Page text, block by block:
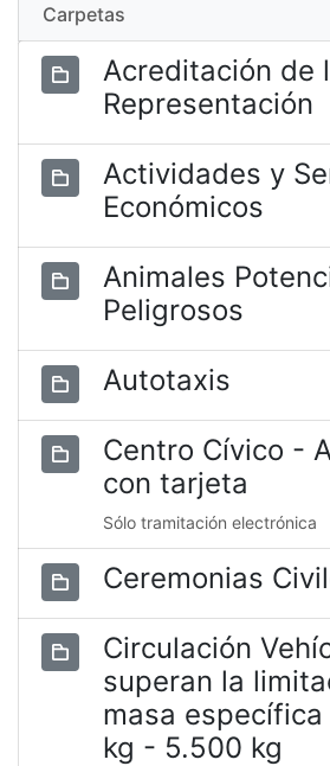
Carpetas
Acreditación de
Representación
Actividades y
Económicos
Animales
Peligrosos
Autotaxis
Centro Cívico -
con tarjeta
Sólo tramitación electrónica
Ceremonias
Circulación
superan la
masa específica
kg - 5.500 kg